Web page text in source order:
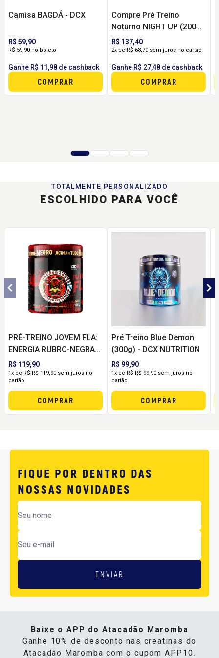
Camisa BAGDÁ - DCX
R$ 59,90
R$ 59,90 no boleto
Ganhe R$ 11,98 de cashback
COMPRAR
Compre Pré Treino
Noturno NIGHT UP (200g)
DCX - E POR APENAS R$
37,50 LEVE PASTA DE
AMENDOIM GOURMET
(600G) DCX
R$ 137,40
2x de R$ 68,70 sem juros no cartão
Ganhe R$ 27,48 de cashback
COMPRAR
TOTALMENTE PERSONALIZADO
ESCOLHIDO PARA VOCÊ
PRÉ-TREINO JOVEM FLA:
ENERGIA RUBRO-NEGRA
PRA DOMINAR O TREINO
(300G) - DCX NUTRITION
R$ 119,90
1x de R$ R$ 119,90 sem juros no
cartão
COMPRAR
Pré Treino Blue Demon
(300g) - DCX NUTRITION
R$ 99,90
1x de R$ R$ 99,90 sem juros no
cartão
COMPRAR
FIQUE POR DENTRO DAS
NOSSAS NOVIDADES
ENVIAR
Baixe o APP do Atacadão Maromba
Ganhe 10% de desconto nas creatinas do
Atacadão Maromba com o cupom APP10.